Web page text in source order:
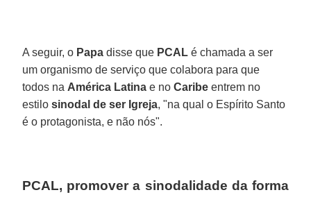
A seguir, o Papa disse que PCAL é chamada a ser
um organismo de serviço que colabora para que
todos na América Latina e noCaribe entrem no
estilosinodal de ser Igreja, "na qual o Espírito Santo
é o protagonista, e não nós".
PCAL, promover a sinodalidade da forma